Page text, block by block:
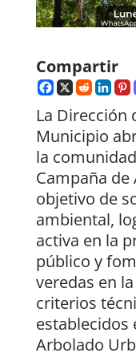
Compartir
La Dirección
Municipio
la
Campaña de
objetivo de
ambiental,
activa en la
público y
veredas en
criterios
establecidos
Arbolado